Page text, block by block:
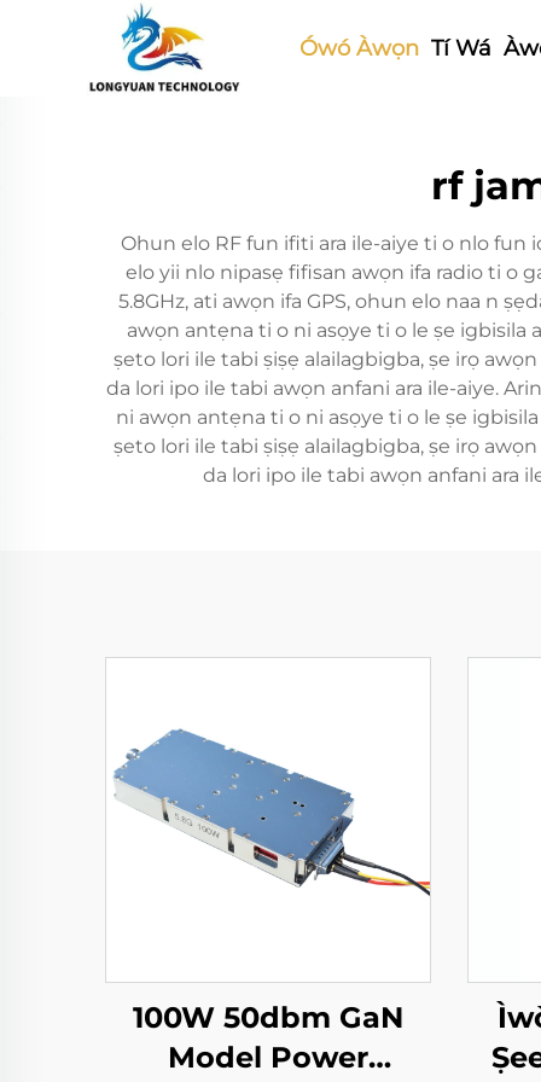
Ówó Àwọn Tí Wá
rf
Ohun elo RF fun ifiti ara ile-aiye ti o nlo
elo yii nlo nipasẹ fifisan awọn ifa radio ti o
5.8GHz, ati awọn ifa GPS, ohun elo naa n
awọn antẹna ti o ni asọye ti o le ṣe igbisila
ṣeto lori ile tabi ṣiṣẹ alailagbigba, ṣe irọ
da lori ipo ile tabi awọn anfani ara ile-aiye.
ni awọn antẹna ti o ni asọye ti o le ṣe
ṣeto lori ile tabi ṣiṣẹ alailagbigba, ṣe irọ
da lori ipo ile tabi awọn anfani ara
100W 50dbm GaN
Model Power